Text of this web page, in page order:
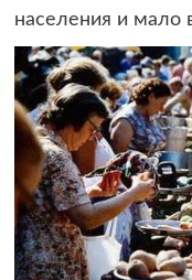
населения и мало